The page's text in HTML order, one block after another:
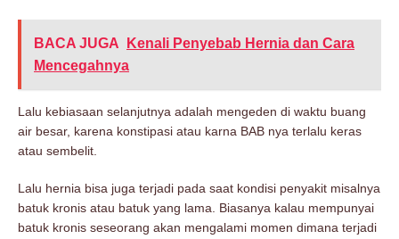
BACA JUGA
Kenali Penyebab Hernia dan Cara
Mencegahnya
Lalu kebiasaan selanjutnya adalah mengeden di waktu buang
air besar, karena konstipasi atau karna BAB nya terlalu keras
atau sembelit.
Lalu hernia bisa juga terjadi pada saat kondisi penyakit misalnya
batuk kronis atau batuk yang lama. Biasanya kalau mempunyai
batuk kronis seseorang akan mengalami momen dimana terjadi